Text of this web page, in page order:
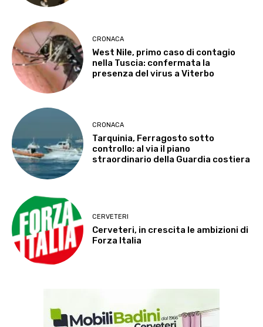
CRONACA
West Nile, primo caso di contagio
nella Tuscia: confermata la
presenza del virus a Viterbo
CRONACA
Tarquinia, Ferragosto sotto
controllo: al via il piano
straordinario della Guardia costiera
CERVETERI
Cerveteri, in crescita le ambizioni di
Forza Italia